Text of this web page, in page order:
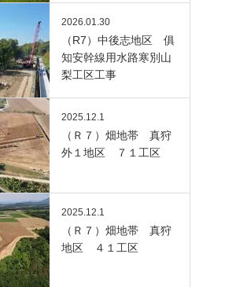
2026.01.30
（R7）中後志地区 俱
知安幹線用水路寒別山
梨工区工事
2025.12.1
（Ｒ７）畑地帯 真狩
外１地区 ７１工区
2025.12.1
（Ｒ７）畑地帯 真狩
地区 ４１工区